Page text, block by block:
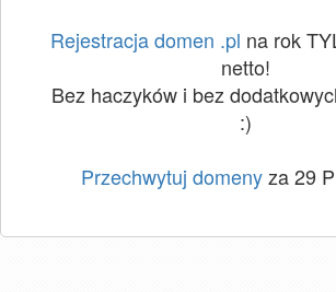
Rejestracja domen .pl na rok
netto!
Bez haczyków i bez
:)
Przechwytuj domenyza 29